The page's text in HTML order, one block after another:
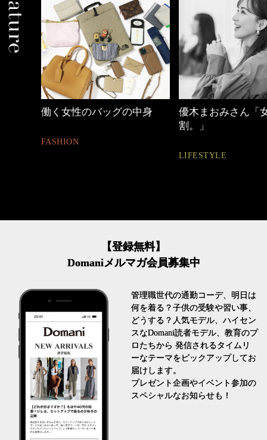
働く女性のバッグの中身
FASHION
優木まおみさん「
割。」
LIFESTYLE
【登録無料】
Domaniメルマガ会員募集中
管理職世代の通勤コーデ、明日は
何を着る？子供の受験や習い事、
どうする？人気モデル、ハイセン
スなDomani読者モデル、教育のプ
ロたちから 発信されるタイムリ
ーなテーマをピックアップしてお
届けします。
プレゼント企画やイベント参加の
スペシャルなお知らせも！